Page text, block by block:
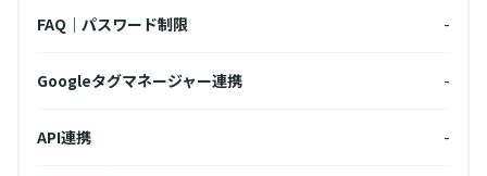
FAQ｜パスワード制限 -
Googleタグマネージャー連携 -
API連携 -